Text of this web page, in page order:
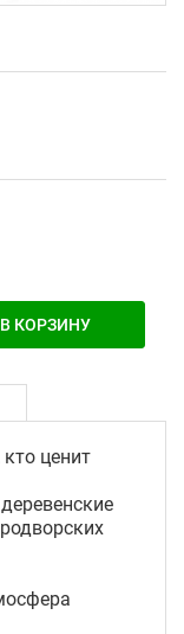
В КОРЗИНУ
ценит